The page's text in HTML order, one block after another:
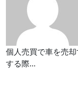
個人売買で車を売却するときの必要書類 個人間で車を売買
する際…